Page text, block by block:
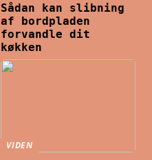
Sådan kan slibning
af bordpladen
forvandle dit
køkken
VIDEN